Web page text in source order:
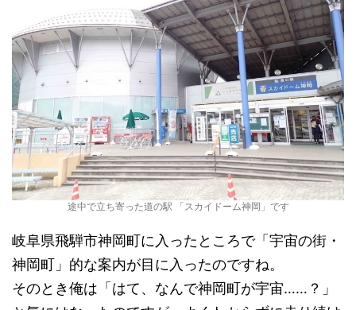
途中で立ち寄った道の駅 「スカイドーム神岡」です
岐阜県飛騨市神岡町に入ったところで「宇宙の街・
神岡町」的な案内が目に入ったのですね。
そのとき俺は「はて、なんで神岡町が宇宙……？」